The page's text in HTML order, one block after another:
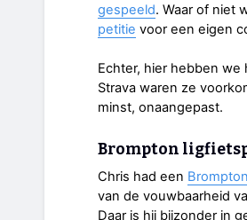
gespeeld. Waar of niet
petitie voor een eigen
Echter, hier hebben we
Strava waren ze
minst, onaangepast.
Brompton
Chris had een
van de vouwbaarheid
Daar is hij bijzonder in